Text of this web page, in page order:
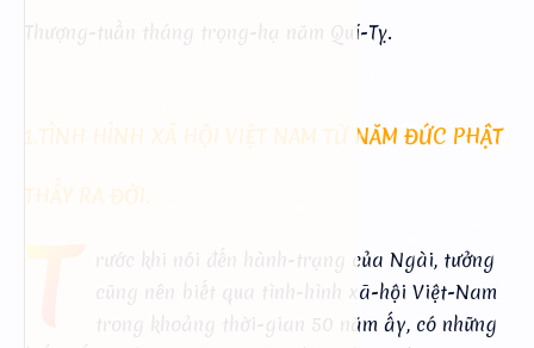
Thượng-tuần tháng trọng-hạ năm Quí-Tỵ.
1.TÌNH HÌNH XÃ HỘI VIỆT NAM TỪ NĂM ĐỨC PHẬT
THẦY RA ĐỜI.
T
rước khi nói đến hành-trạng của Ngài, tưởng
cũng nên biết qua tình-hình xã-hội Việt-Nam
trong khoảng thời-gian 50 năm ấy, có những